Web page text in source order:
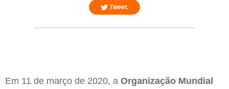
Tweet.
Em 11 de março de 2020, a Organização Mundial